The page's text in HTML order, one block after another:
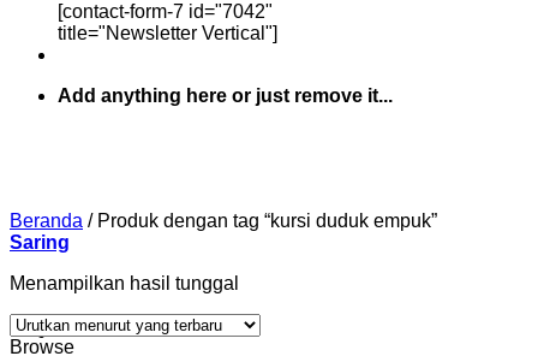
[contact-form-7 id="7042"
title="Newsletter Vertical"]
Add anything here or just remove it...
Beranda /Produk dengan tag “kursi duduk empuk”
Saring
Menampilkan hasil tunggal
Browse